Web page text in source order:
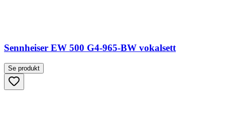
Sennheiser EW 500 G4-965-BW vokalsett
Se produkt